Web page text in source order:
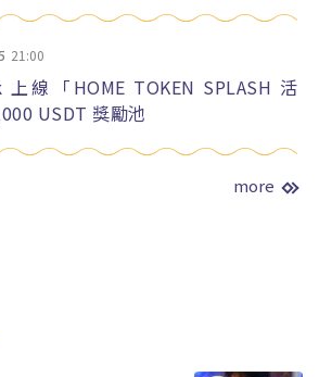
21:00
上線「HOME TOKEN SPLASH 活
USDT 獎勵池
more